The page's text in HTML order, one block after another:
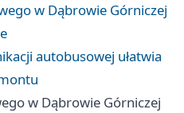
w Dąbrowie Górniczej
autobusowej ułatwia
w Dąbrowie Górniczej